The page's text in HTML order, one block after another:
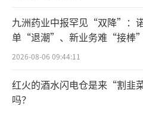
上，王丽萍建议，对于
人，现在依然可以接种。
流感检测阳性率上
药物总体供给充足
九洲药业中报罕见“双降”：
单“退潮”、新业务难“接棒
难关待闯
2026-08-06 09:44:11
红火的酒水闪电仓是来“割韭
吗？